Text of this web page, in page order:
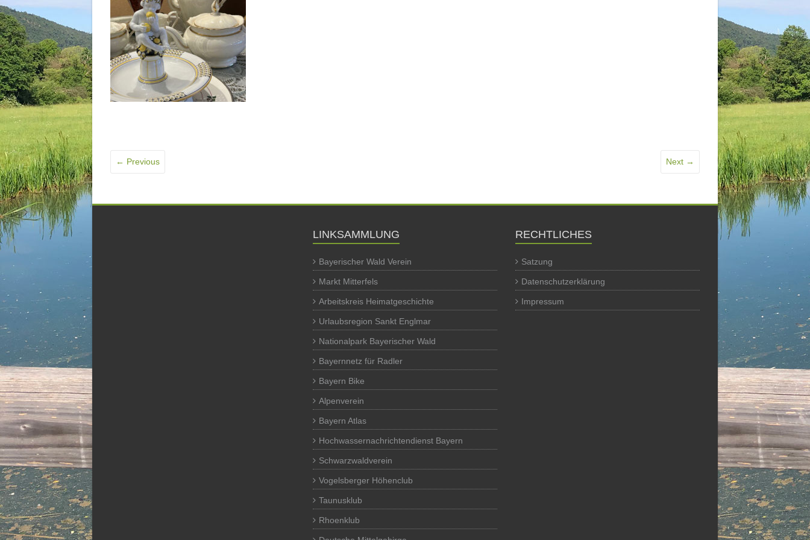
← Previous Next →
LINKSAMMLUNG
Bayerischer Wald Verein
Markt Mitterfels
Arbeitskreis Heimatgeschichte
Urlaubsregion Sankt Englmar
Nationalpark Bayerischer Wald
Bayernnetz für Radler
Bayern Bike
Alpenverein
Bayern Atlas
Hochwassernachrichtendienst Bayern
Schwarzwaldverein
Vogelsberger Höhenclub
Taunusklub
Rhoenklub
RECHTLICHES
Satzung
Datenschutzerklärung
Impressum